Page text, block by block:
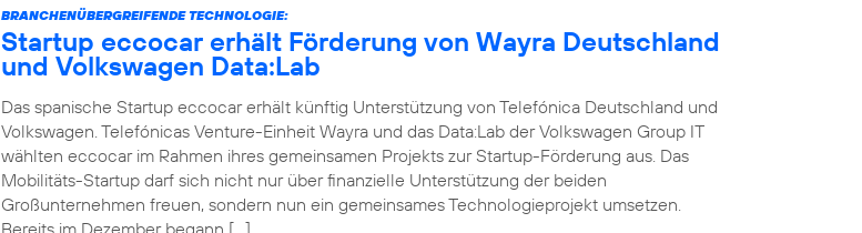
BRANCHENÜBERGREIFENDE TECHNOLOGIE:
Startup eccocar erhält Förderung von Wayra Deutschland
und Volkswagen Data:Lab
Das spanische Startup eccocar erhält künftig Unterstützung von Telefónica Deutschland und
Volkswagen. Telefónicas Venture-Einheit Wayra und das Data:Lab der Volkswagen Group IT
wählten eccocar im Rahmen ihres gemeinsamen Projekts zur Startup-Förderung aus. Das
Mobilitäts-Startup darf sich nicht nur über finanzielle Unterstützung der beiden
Großunternehmen freuen, sondern nun ein gemeinsames Technologieprojekt umsetzen.
Bereits im Dezember begann […]